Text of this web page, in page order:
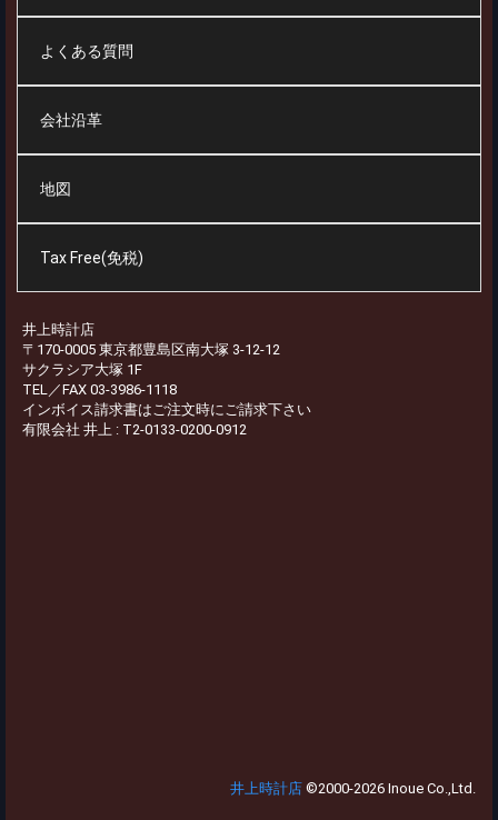
よくある質問
会社沿革
地図
Tax Free(免税)
井上時計店
〒170-0005 東京都豊島区南大塚 3-12-12
サクラシア大塚 1F
TEL／FAX 03-3986-1118
インボイス請求書はご注文時にご請求下さい
有限会社 井上 : T2-0133-0200-0912
井上時計店 ©2000-2026 Inoue Co.,Ltd.